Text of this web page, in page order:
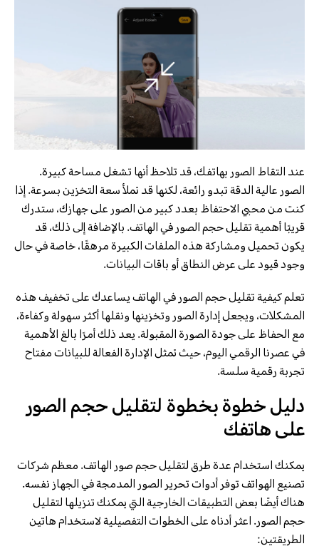
عند التقاط الصور بهاتفك، قد تلاحظ أنها تشغل مساحة كبيرة.
الصور عالية الدقة تبدو رائعة، لكنها قد تملأ سعة التخزين بسرعة. إذا
كنت من محبي الاحتفاظ بعدد كبير من الصور على جهازك، ستدرك
قريبًا أهمية تقليل حجم الصور في الهاتف. بالإضافة إلى ذلك، قد
يكون تحميل ومشاركة هذه الملفات الكبيرة مرهقًا، خاصة في حال
وجود قيود على عرض النطاق أو باقات البيانات.
تعلم كيفية تقليل حجم الصور في الهاتف يساعدك على تخفيف هذه
المشكلات، ويجعل إدارة الصور وتخزينها ونقلها أكثر سهولة وكفاءة،
مع الحفاظ على جودة الصورة المقبولة. يعد ذلك أمرًا بالغ الأهمية
في عصرنا الرقمي اليوم، حيث تمثل الإدارة الفعالة للبيانات مفتاح
تجربة رقمية سلسة.
دليل خطوة بخطوة لتقليل حجم الصور
على هاتفك
يمكنك استخدام عدة طرق لتقليل حجم صور الهاتف. معظم شركات
تصنيع الهواتف توفر أدوات تحرير الصور المدمجة في الجهاز نفسه.
هناك أيضًا بعض التطبيقات الخارجية التي يمكنك تنزيلها لتقليل
حجم الصور. اعثر أدناه على الخطوات التفصيلية لاستخدام هاتين
الطريقتين: